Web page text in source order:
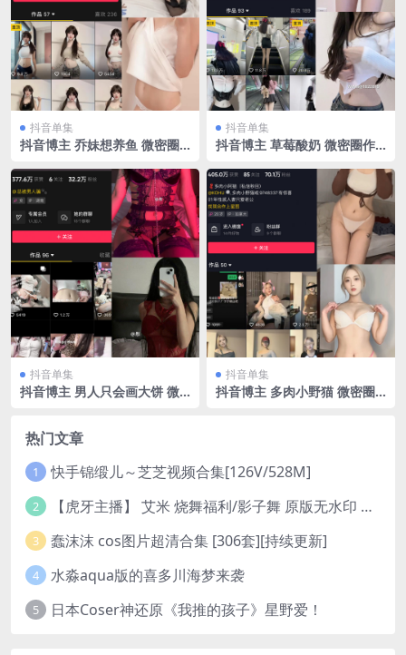
抖音单集
抖音博主 乔妹想养鱼 微密圈
最新至：2023.10.15
抖音单集
抖音博主 草莓酸奶 微密圈作
至：2023.7.23
抖音单集
抖音博主 男人只会画大饼 微
抖音单集
抖音博主 多肉小野猫 微密圈
热门文章
1 快手锦缎儿～芝芝视频合集[126V/528M]
2 【虎牙主播】 艾米 烧舞福利/影子舞 原版无水印 （1v/130m）
3 蠢沫沫 cos图片超清合集 [306套][持续更新]
4 水淼aqua版的喜多川海梦来袭
5 日本Coser神还原《我推的孩子》星野爱！